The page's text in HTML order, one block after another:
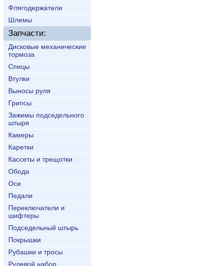
Флягодержатели
Шлемы
Запчасти:
Дисковые механические
тормоза
Спицы
Втулки
Выносы руля
Грипсы
Зажимы подседельного
штыря
Камеры
Каретки
Кассеты и трещотки
Обода
Оси
Педали
Переключатели и
шифтеры
Подседельный штырь
Покрышки
Рубашки и тросы
Рулевой набор